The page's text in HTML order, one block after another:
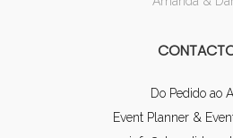
Do Pedido ao
Event Planner &